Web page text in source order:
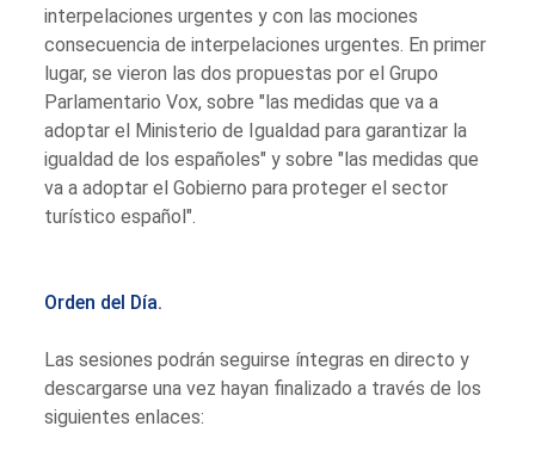
interpelaciones urgentes y con las mociones
consecuencia de interpelaciones urgentes. En primer
lugar, se vieron las dos propuestas por el Grupo
Parlamentario Vox, sobre "las medidas que va a
adoptar el Ministerio de Igualdad para garantizar la
igualdad de los españoles" y sobre "las medidas que
va a adoptar el Gobierno para proteger el sector
turístico español".
Orden del Día.
Las sesiones podrán seguirse íntegras en directo y
descargarse una vez hayan finalizado a través de los
siguientes enlaces: